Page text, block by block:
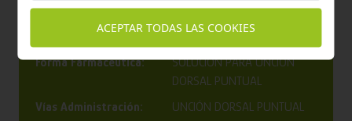
veterinaria
Forma Farmacéutica:
SOLUCIÓN PARA UNCIÓN
DORSAL PUNTUAL
Vías Administración:
UNCIÓN DORSAL PUNTUAL
ACEPTAR TODAS LAS COOKIES